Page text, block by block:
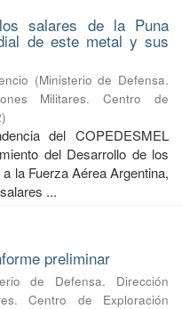
salares de la Puna
de este metal y sus
(Ministerio de Defensa.
Militares. Centro de
)
del COPEDESMEL
del Desarrollo de los
la Fuerza Aérea Argentina,
...
preliminar
de Defensa. Dirección
Centro de Exploración